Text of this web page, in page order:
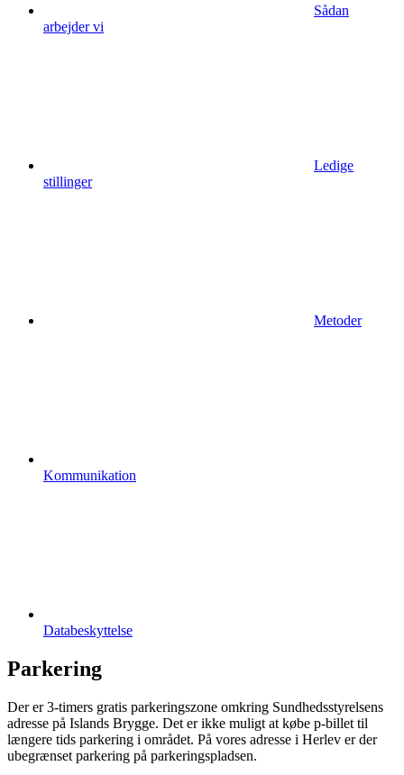
Sådan
arbejder vi
Ledige
stillinger
Metoder
Kommunikation
Databeskyttelse
Parkering
Der er 3-timers gratis parkeringszone omkring Sundhedsstyrelsens
adresse på Islands Brygge. Det er ikke muligt at købe p-billet til
længere tids parkering i området. På vores adresse i Herlev er der
ubegrænset parkering på parkeringspladsen.